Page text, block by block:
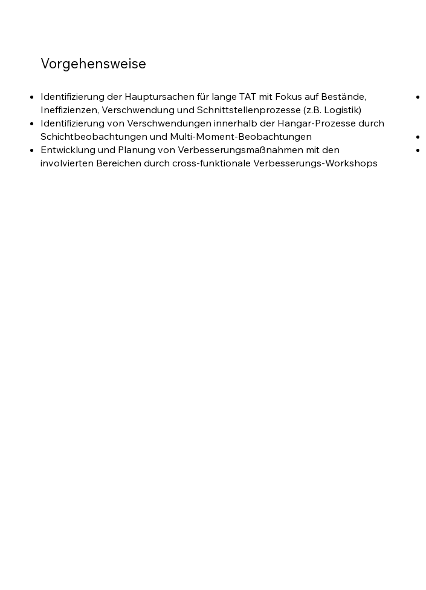
Identifizierung der Hauptursachen für lange TAT mit Fokus auf Bestände,
Ineffizienzen, Verschwendung und Schnittstellenprozesse (z.B. Logistik)
Identifizierung von Verschwendungen innerhalb der Hangar-Prozesse durch
Schichtbeobachtungen und Multi-Moment-Beobachtungen
Entwicklung und Planung von Verbesserungsmaßnahmen mit den
involvierten Bereichen durch cross-funktionale Verbesserungs-Workshops
Vorgehensweise